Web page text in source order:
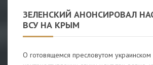
ЗЕЛЕНСКИЙ АНОНСИРОВАЛ
ВСУ НА КРЫМ
О готовящемся пресловутом украинском